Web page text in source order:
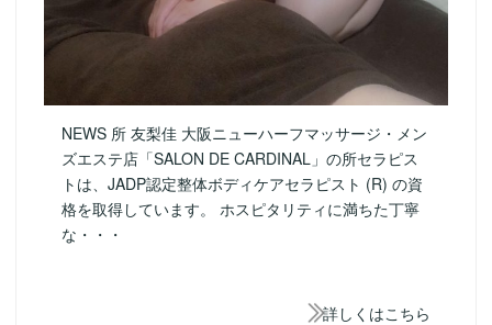
NEWS 所 友梨佳 大阪ニューハーフマッサージ・メン
ズエステ店「SALON DE CARDINAL」の所セラピス
トは、JADP認定整体ボディケアセラピスト (R) の資
格を取得しています。 ホスピタリティに満ちた丁寧
な・・・
詳しくはこちら